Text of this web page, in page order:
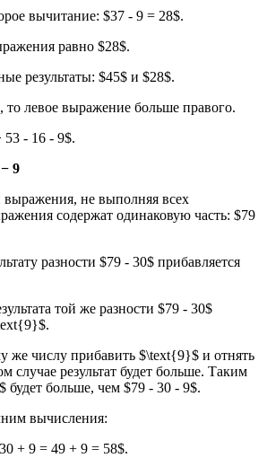
вычитание: $37 - 9 = 28$.
равно $28$.
результаты: $45$ и $28$.
то левое выражение больше правого.
53 - 16 - 9$.
9
не выполняя всех
содержат одинаковую часть: $79
разности $79 - 30$ прибавляется
той же разности $79 - 30$
же числу прибавить $\text{9}$ и отнять
случае результат будет больше. Таким
будет больше, чем $79 - 30 - 9$.
вычисления:
+ 9 = 49 + 9 = 58$.